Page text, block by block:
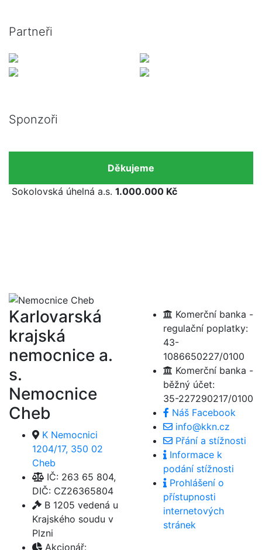
Partneři
Sponzoři
Děkujeme
Sokolovská úhelná a.s. 1.000.000 Kč
Karlovarská
krajská
nemocnice a.
s.
Nemocnice
Cheb
K Nemocnici
1204/17, 350 02
Cheb
IČ: 263 65 804,
DIČ: CZ26365804
B 1205 vedená u
Krajského soudu v
Plzni
Akcionář:
Komerční banka -
regulační poplatky:
43-
1086650227/0100
Komerční banka -
běžný účet:
35-227290217/0100
Náš Facebook
info@kkn.cz
Přání a stížnosti
Informace k
podání stížnosti
Prohlášení o
přístupnosti
internetových
stránek